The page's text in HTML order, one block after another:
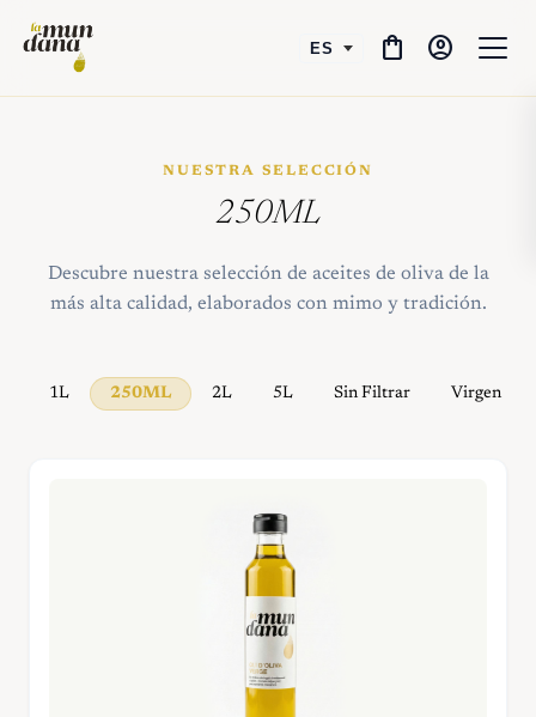
shopping_bag account_circle
NUESTRA SELECCIÓN
250ML
Descubre nuestra selección de aceites de oliva de la
más alta calidad, elaborados con mimo y tradición.
1L 250ML 2L 5L Sin Filtrar Virgen